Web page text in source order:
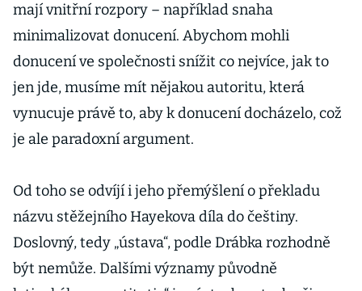
mají vnitřní rozpory – například snaha
minimalizovat donucení. Abychom mohli
donucení ve společnosti snížit co nejvíce, jak to
jen jde, musíme mít nějakou autoritu, která
vynucuje právě to, aby k donucení docházelo, což
je ale paradoxní argument.
Od toho se odvíjí i jeho přemýšlení o překladu
názvu stěžejního Hayekova díla do češtiny.
Doslovný, tedy „ústava“, podle Drábka rozhodně
být nemůže. Dalšími významy původně